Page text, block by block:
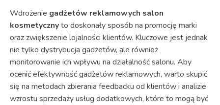
Wdrożenie gadżetów reklamowych salon
kosmetycznyto doskonały sposób na promocję marki
oraz zwiększenie lojalności klientów. Kluczowe jest jednak
nie tylko dystrybucja gadżetów, ale również
monitorowanie ich wpływu na działalność salonu. Aby
ocenić efektywność gadżetów reklamowych, warto skupić
się na metodach zbierania feedbacku od klientów i analizie
wzrostu sprzedaży usług dodatkowych, które to mogą być